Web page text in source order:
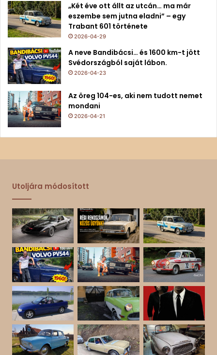
„Két éve ott állt az utcán… ma már
eszembe sem jutna eladni” – egy
Trabant 601 története
2026-04-29
A neve Bandibácsi… és 1600 km-t jött
Svédországból saját lábon.
2026-04-23
Az öreg 104-es, aki nem tudott nemet
mondani
2026-04-21
Utoljára módosított